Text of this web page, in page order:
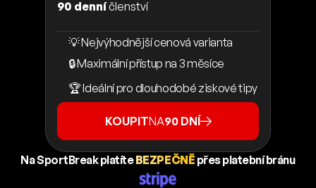
90 denníčlenství
💡 Nejvýhodnější cenová varianta
🔒 Maximální přístup na 3 měsíce
🏆 Ideální pro dlouhodobé ziskové tipy
KOUPITNA90 DNÍ
Na SportBreak platíteBEZPEČNĚ přes platební bránu